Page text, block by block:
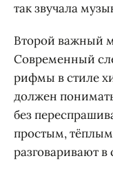
так звучала
Второй важный
Современный
рифмы в стиле
должен
без
простым,
разговаривают в